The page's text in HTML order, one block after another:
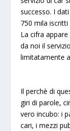
successo. I
750 mila
La cifra
da noi il
limitatamente
Ilperchè di
giri di parole,
vero incubo: i
cari, imezzi